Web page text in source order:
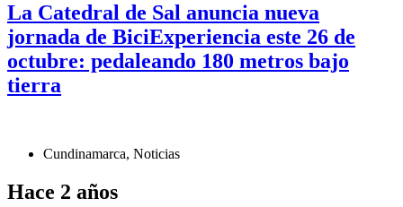
La Catedral de Sal anuncia nueva
jornada de BiciExperiencia este 26 de
octubre: pedaleando 180 metros bajo
tierra
Cundinamarca, Noticias
Hace 2 años